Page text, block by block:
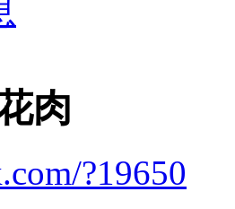
肉
?19650